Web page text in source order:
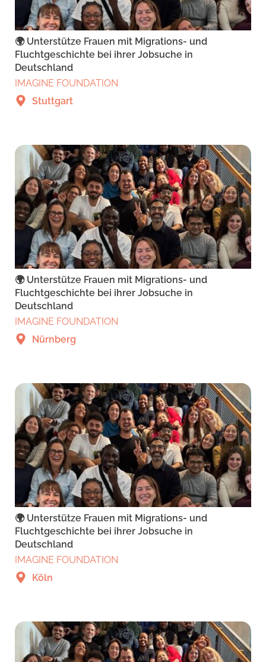
🌍 Unterstütze Frauen mit Migrations- und
Fluchtgeschichte bei ihrer Jobsuche in
Deutschland
IMAGINE FOUNDATION
Stuttgart
🌍 Unterstütze Frauen mit Migrations- und
Fluchtgeschichte bei ihrer Jobsuche in
Deutschland
IMAGINE FOUNDATION
Nürnberg
🌍 Unterstütze Frauen mit Migrations- und
Fluchtgeschichte bei ihrer Jobsuche in
Deutschland
IMAGINE FOUNDATION
Köln